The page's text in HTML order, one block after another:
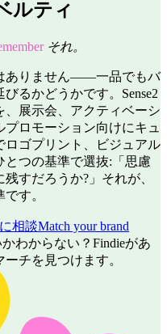
ルティ
それ。
ありません——一品でもバ
るかどうかです。Sense2
展示会、アクティベーシ
ロモーション向けにキュ
ゴプリント、ビジュアル
とつの基準で選抜:「思慮
すだろうか?」それが、
す。
相談Match your brand
わからない？Findieがあ
チを見つけます。